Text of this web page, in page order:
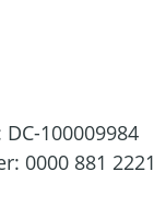
DC-100009984
0000 881 2221